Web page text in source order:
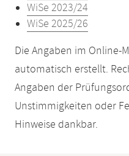
WiSe 2023/24
WiSe 2025/26
Die Angaben im
automatisch erstellt.
Angaben der
Unstimmigkeiten oder
Hinweise dankbar.